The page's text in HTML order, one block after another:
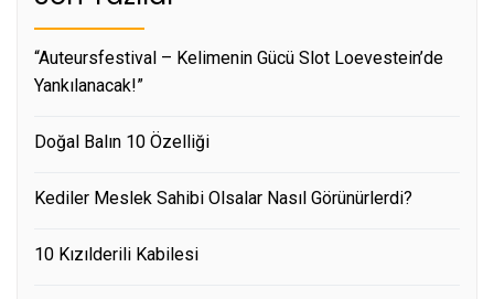
“Auteursfestival – Kelimenin Gücü Slot Loevestein’de
Yankılanacak!”
Doğal Balın 10 Özelliği
Kediler Meslek Sahibi Olsalar Nasıl Görünürlerdi?
10 Kızılderili Kabilesi